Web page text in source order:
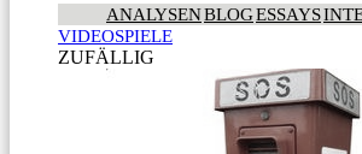
ANALYSENBLOGESSAYS
VIDEOSPIELE
ZUFÄLLIG